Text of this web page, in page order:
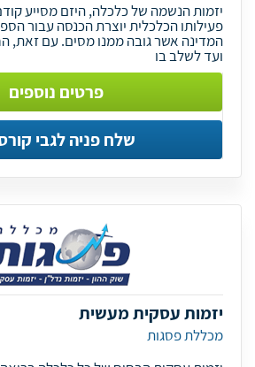
יזמות הנשמה של כלכלה, היזם מסייע
פעילותו הכלכלית יוצרת הכנסה עבור
המדינה אשר גובה ממנו מסים. עם
ועד לשלב בו
פרטים נוספים
שלח פניה לגבי
יזמות עסקית מעשית
מכללת פסגות